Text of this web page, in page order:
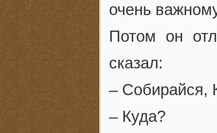
очень
Потом он
сказал:
– Собирайся,
– Куда?